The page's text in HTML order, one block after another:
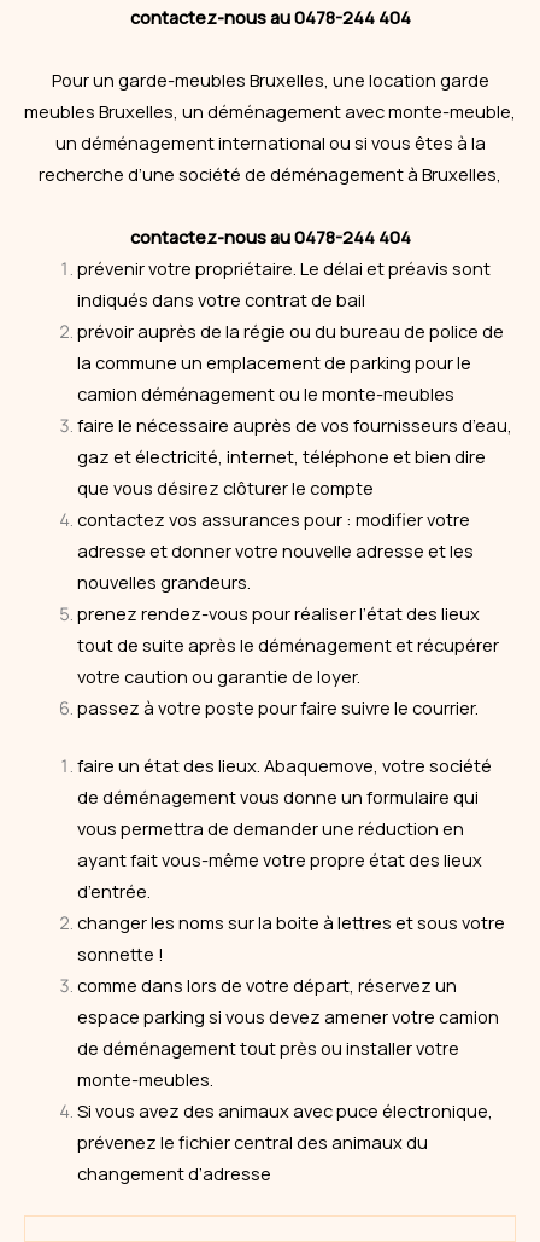
contactez-nous au 0478-244 404
Pour un garde-meubles Bruxelles, une location garde
meubles Bruxelles, un déménagement avec monte-meuble,
un déménagement international ou si vous êtes à la
recherche d’une société de déménagement à Bruxelles,
contactez-nous au 0478-244 404
prévenir votre propriétaire. Le délai et préavis sont
indiqués dans votre contrat de bail
prévoir auprès de la régie ou du bureau de police de
la commune un emplacement de parking pour le
camion déménagement ou le monte-meubles
faire le nécessaire auprès de vos fournisseurs d’eau,
gaz et électricité, internet, téléphone et bien dire
que vous désirez clôturer le compte
contactez vos assurances pour : modifier votre
adresse et donner votre nouvelle adresse et les
nouvelles grandeurs.
prenez rendez-vous pour réaliser l’état des lieux
tout de suite après le déménagement et récupérer
votre caution ou garantie de loyer.
passez à votre poste pour faire suivre le courrier.
faire un état des lieux. Abaquemove, votre société
de déménagement vous donne un formulaire qui
vous permettra de demander une réduction en
ayant fait vous-même votre propre état des lieux
d’entrée.
changer les noms sur la boite à lettres et sous votre
sonnette !
comme dans lors de votre départ, réservez un
espace parking si vous devez amener votre camion
de déménagement tout près ou installer votre
monte-meubles.
Si vous avez des animaux avec puce électronique,
prévenez le fichier central des animaux du
changement d’adresse